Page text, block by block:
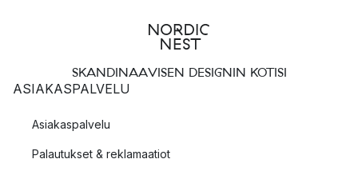
SKANDINAAVISEN DESIGNIN KOTISI
ASIAKASPALVELU
Asiakaspalvelu
Palautukset & reklamaatiot